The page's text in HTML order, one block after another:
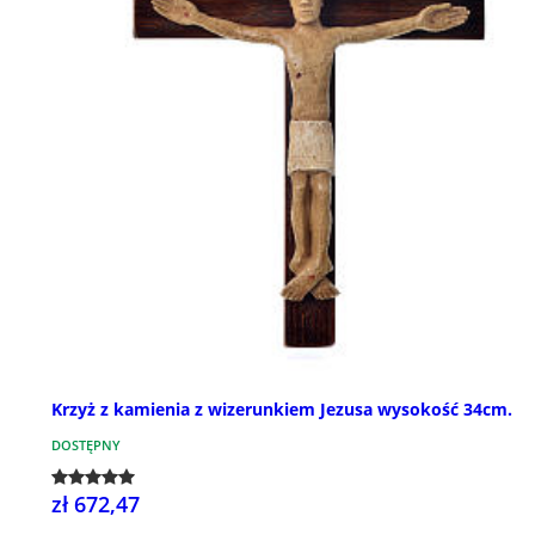
Krzyż z kamienia z wizerunkiem Jezusa wysokość 34cm.
DOSTĘPNY
zł 672,47